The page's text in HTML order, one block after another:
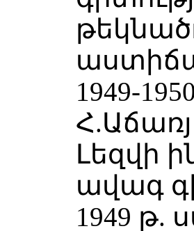
1949-
Լեզվի
ավագ
1949 թ.